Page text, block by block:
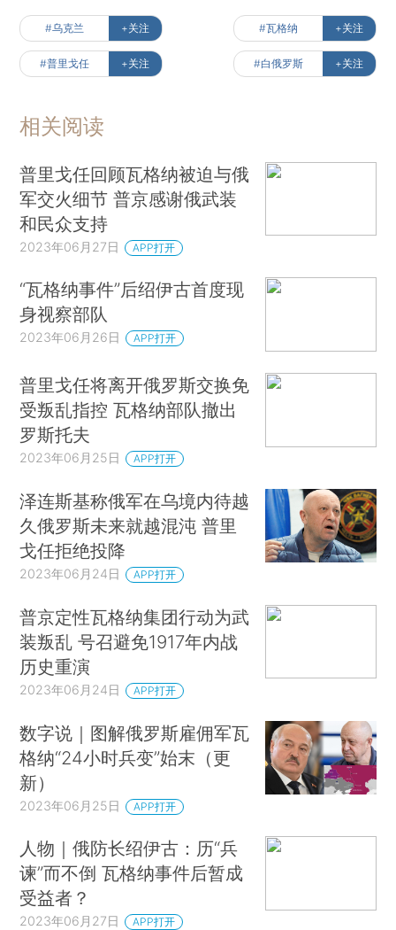
#乌克兰 +关注 #瓦格纳 +关注
#普里戈任 +关注 #白俄罗斯 +关注
相关阅读
普里戈任回顾瓦格纳被迫与俄
军交火细节 普京感谢俄武装
和民众支持
2023年06月27日 APP打开
“瓦格纳事件”后绍伊古首度现
身视察部队
2023年06月26日 APP打开
普里戈任将离开俄罗斯交换免
受叛乱指控 瓦格纳部队撤出
罗斯托夫
2023年06月25日 APP打开
泽连斯基称俄军在乌境内待越
久俄罗斯未来就越混沌 普里
戈任拒绝投降
2023年06月24日 APP打开
普京定性瓦格纳集团行动为武
装叛乱 号召避免1917年内战
历史重演
2023年06月24日 APP打开
数字说｜图解俄罗斯雇佣军瓦
格纳“24小时兵变”始末（更
新）
2023年06月25日 APP打开
人物｜俄防长绍伊古：历“兵
谏”而不倒 瓦格纳事件后暂成
受益者？
2023年06月27日 APP打开